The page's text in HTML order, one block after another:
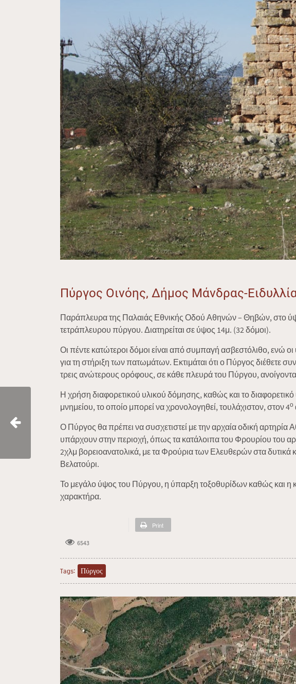
Πύργος Οινόης, Δήμος Μάνδρας-
Παράπλευρα της Παλαιάς Εθνικής Οδού Αθηνών – Θηβών, στο
τετράπλευρου πύργου. Διατηρείται σε ύψος 14μ. (32 δόμοι).
Οι πέντε κατώτεροι δόμοι είναι από συμπαγή ασβεστόλιθο, ενώ
για τη στήριξη των πατωμάτων. Εκτιμάται ότι ο Πύργος διέθετε
τρεις ανώτερους ορόφους, σε κάθε πλευρά του Πύργου,
Η χρήση διαφορετικού υλικού δόμησης, καθώς και το
μνημείου, το οποίο μπορεί να χρονολογηθεί, τουλάχιστον, στον 4ο
Ο Πύργος θα πρέπει να συσχετιστεί με την αρχαία οδική
υπάρχουν στην περιοχή, όπως τα κατάλοιπα του Φρουρίου του
2χλμ βορειοανατολικά, με τα Φρούρια των Ελευθερών στα
Βελατούρι.
Το μεγάλο ύψος του Πύργου, η ύπαρξη τοξοθυρίδων καθώς και η
χαρακτήρα.
Print
6543
Tags: Πύργος